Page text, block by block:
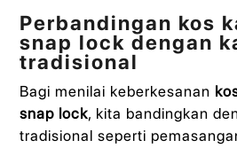
Perbandingan kos
snap lock dengan
tradisional
Bagi menilai keberkesanan
snap lock, kita bandingkan
tradisional seperti